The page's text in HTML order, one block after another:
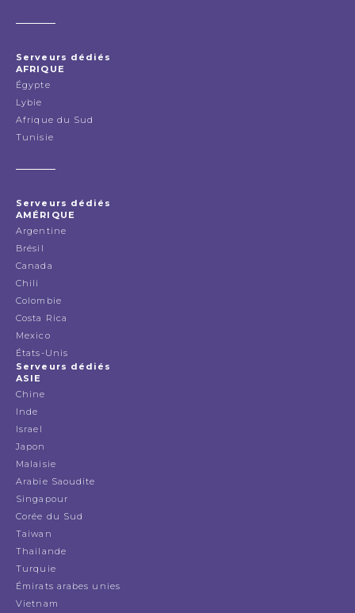
Serveurs dédiés
AFRIQUE
Égypte
Lybie
Afrique du Sud
Tunisie
Serveurs dédiés
AMÉRIQUE
Argentine
Brésil
Canada
Chili
Colombie
Costa Rica
Mexico
États-Unis
Serveurs dédiés
ASIE
Chine
Inde
Israel
Japon
Malaisie
Arabie Saoudite
Singapour
Corée du Sud
Taiwan
Thailande
Turquie
Émirats arabes unies
Vietnam